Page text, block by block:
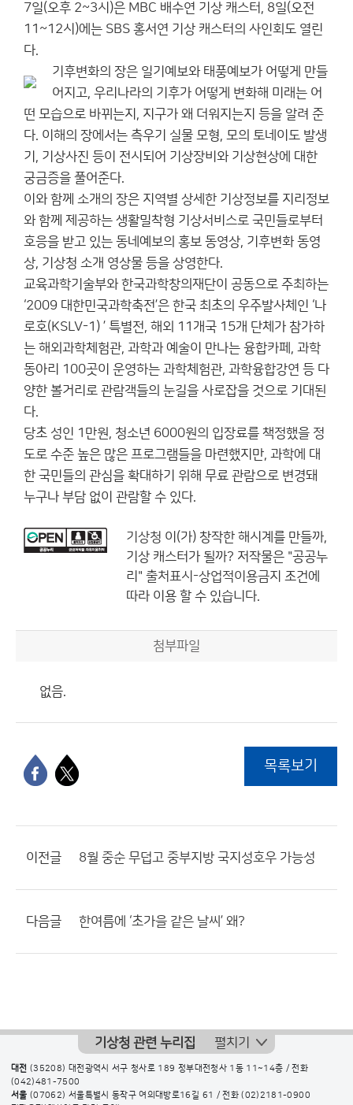
7일(오후 2~3시)은 MBC 배수연 기상 캐스터, 8일(오전
11~12시)에는 SBS 홍서연 기상 캐스터의 사인회도 열린
다.
기후변화의 장은 일기예보와 태풍예보가 어떻게 만들
어지고, 우리나라의 기후가 어떻게 변화해 미래는 어
떤 모습으로 바뀌는지, 지구가 왜 더워지는지 등을 알려 준
다. 이해의 장에서는 측우기 실물 모형, 모의 토네이도 발생
기, 기상사진 등이 전시되어 기상장비와 기상현상에 대한
궁금증을 풀어준다.
이와 함께 소개의 장은 지역별 상세한 기상정보를 지리정보
와 함께 제공하는 생활밀착형 기상서비스로 국민들로부터
호응을 받고 있는 동네예보의 홍보 동영상, 기후변화 동영
상, 기상청 소개 영상물 등을 상영한다.
교육과학기술부와 한국과학창의재단이 공동으로 주최하는
‘2009 대한민국과학축전’은 한국 최초의 우주발사체인 ‘나
로호(KSLV-1) ’ 특별전, 해외 11개국 15개 단체가 참가하
는 해외과학체험관, 과학과 예술이 만나는 융합카페, 과학
동아리 100곳이 운영하는 과학체험관, 과학융합강연 등 다
양한 볼거리로 관람객들의 눈길을 사로잡을 것으로 기대된
다.
당초 성인 1만원, 청소년 6000원의 입장료를 책정했을 정
도로 수준 높은 많은 프로그램들을 마련했지만, 과학에 대
한 국민들의 관심을 확대하기 위해 무료 관람으로 변경돼
누구나 부담 없이 관람할 수 있다.
기상청 이(가) 창작한 해시계를 만들까,
기상 캐스터가 될까? 저작물은 "공공누
리" 출처표시-상업적이용금지 조건에
따라 이용 할 수 있습니다.
첨부파일
없음.
목록보기
이전글 8월 중순 무덥고 중부지방 국지성호우 가능성
다음글 한여름에 ‘초가을 같은 날씨’ 왜?
기상청 관련 누리집 펼치기
대전 (35208) 대전광역시 서구 청사로 189 정부대전청사 1동 11~14층 / 전화
(042)481-7500
서울 (07062) 서울특별시 동작구 여의대방로16길 61 / 전화(02)2181-0900